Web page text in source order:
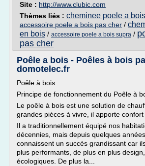
Site : http://www.clubic.com
Thèmes liés : cheminee poele a
accessoire poele a bois pas cher /
en bois / accessoire poele a bois supra /
pas cher
Poêle a bois - Poêles à bois
domotelec.fr
Poêle à bois
Principe de fonctionnement du Poêle à
Le poêle à bois est une solution de
grandes pièces à vivre, il apporte confort
Il a traditionnellement équipé nos
décennies, mais depuis quelques
connaissent un succès grandissant car
plus performants, de plus en plus
écologiques. De plus la...